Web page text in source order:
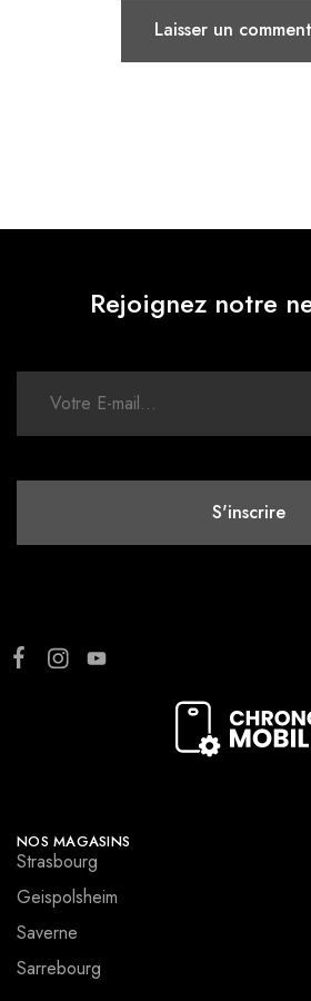
Rejoignez notre
NOS MAGASINS
Strasbourg
Geispolsheim
Saverne
Sarrebourg